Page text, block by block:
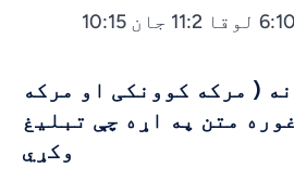
( مرکه کوونکی او مرکه
متن په اړه چې تبلیغ
وکړي